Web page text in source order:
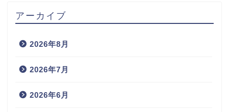
アーカイブ
2026年8月
2026年7月
2026年6月